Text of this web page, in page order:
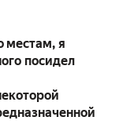
местам, я
посидел